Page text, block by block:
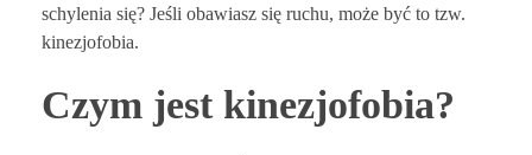
schylenia się? Jeśli obawiasz się ruchu, może być to tzw.
kinezjofobia.
Czym jest kinezjofobia?